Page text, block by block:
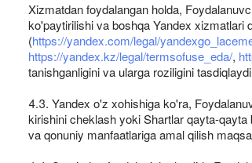
Xizmatdan foydalangan holda,
ko'paytirilishi va boshqa Yandex xizmatlari
(https://yandex.com/legal/
https://yandex.kz/legal/termsofuse_eda/,
tanishganligini va ularga roziligini
4.3. Yandex o'z xohishiga ko'ra,
kirishini cheklash yoki Shartlar qayta-
va qonuniy manfaatlariga amal qilish